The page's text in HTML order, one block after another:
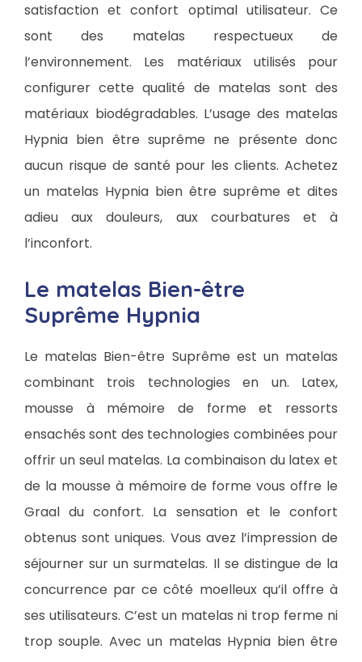
satisfaction et confort optimal utilisateur. Ce
sont des matelas respectueux de
l’environnement. Les matériaux utilisés pour
configurer cette qualité de matelas sont des
matériaux biodégradables. L’usage des matelas
Hypnia bien être suprême ne présente donc
aucun risque de santé pour les clients. Achetez
un matelas Hypnia bien être suprême et dites
adieu aux douleurs, aux courbatures et à
l’inconfort.
Le matelas Bien-être
Suprême Hypnia
Le matelas Bien-être Suprême est un matelas
combinant trois technologies en un. Latex,
mousse à mémoire de forme et ressorts
ensachés sont des technologies combinées pour
offrir un seul matelas. La combinaison du latex et
de la mousse à mémoire de forme vous offre le
Graal du confort. La sensation et le confort
obtenus sont uniques. Vous avez l’impression de
séjourner sur un surmatelas. Il se distingue de la
concurrence par ce côté moelleux qu’il offre à
ses utilisateurs. C’est un matelas ni trop ferme ni
trop souple. Avec un matelas Hypnia bien être